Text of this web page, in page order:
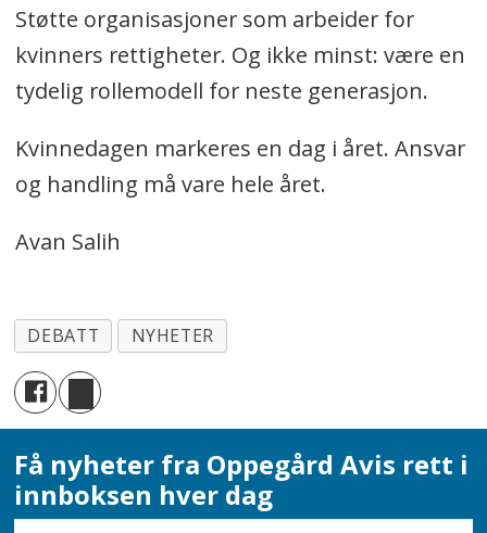
Støtte organisasjoner som arbeider for
kvinners rettigheter. Og ikke minst: være en
tydelig rollemodell for neste generasjon.
Kvinnedagen markeres en dag i året. Ansvar
og handling må vare hele året.
Avan Salih
DEBATT NYHETER
Få nyheter fra Oppegård Avis rett i
innboksen hver dag